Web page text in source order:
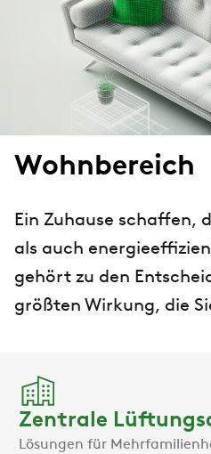
Wohnbereich
Ein Zuhause schaffen,
als auch
gehört zu den
größten Wirkung, die
Zentrale
Lösungen für